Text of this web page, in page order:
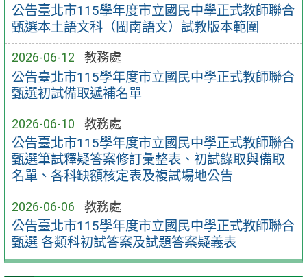
公告臺北市115學年度市立國民中學正式教師聯合
甄選本土語文科（閩南語文）試教版本範圍
2026-06-12 教務處
公告臺北市115學年度市立國民中學正式教師聯合
甄選初試備取遞補名單
2026-06-10 教務處
公告臺北市115學年度市立國民中學正式教師聯合
甄選筆試釋疑答案修訂彙整表、初試錄取與備取
名單、各科缺額核定表及複試場地公告
2026-06-06 教務處
公告臺北市115學年度市立國民中學正式教師聯合
甄選 各類科初試答案及試題答案疑義表